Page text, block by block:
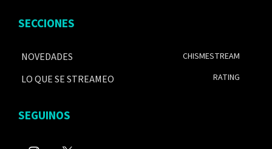
SECCIONES
NOVEDADES
LO QUE SE STREAMEO
CHISMESTREAM
RATING
SEGUINOS